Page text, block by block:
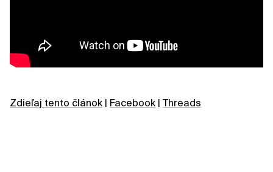
Zdieľaj tento článok | Facebook | Threads